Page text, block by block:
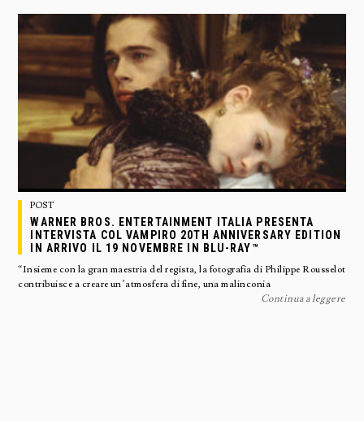
POST
WARNER BROS. ENTERTAINMENT ITALIA PRESENTA
INTERVISTA COL VAMPIRO 20TH ANNIVERSARY EDITION
IN ARRIVO IL 19 NOVEMBRE IN BLU-RAY™
“Insieme con la gran maestria del regista, la fotografia di Philippe Rousselot
contribuisce a creare un’atmosfera di fine, una malinconia
Continua a leggere